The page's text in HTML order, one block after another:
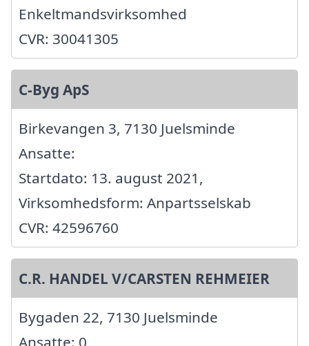
Enkeltmandsvirksomhed
CVR: 30041305
C-Byg ApS
Birkevangen 3, 7130 Juelsminde
Ansatte:
Startdato: 13. august 2021,
Virksomhedsform: Anpartsselskab
CVR: 42596760
C.R. HANDEL V/CARSTEN REHMEIER
Bygaden 22, 7130 Juelsminde
Ansatte: 0